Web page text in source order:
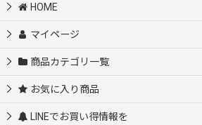
HOME
マイページ
商品カテゴリ一覧
お気に入り商品
LINEでお買い得情報を